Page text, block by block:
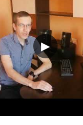
▶